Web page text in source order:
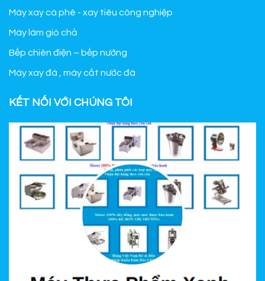
Máy xay cà phê - xay tiêu công nghiệp
Máy làm giò chả
Bếp chiên điện – bếp nướng
Máy xay đá , máy cắt nước đá
KẾT NỐI VỚI CHÚNG TÔI